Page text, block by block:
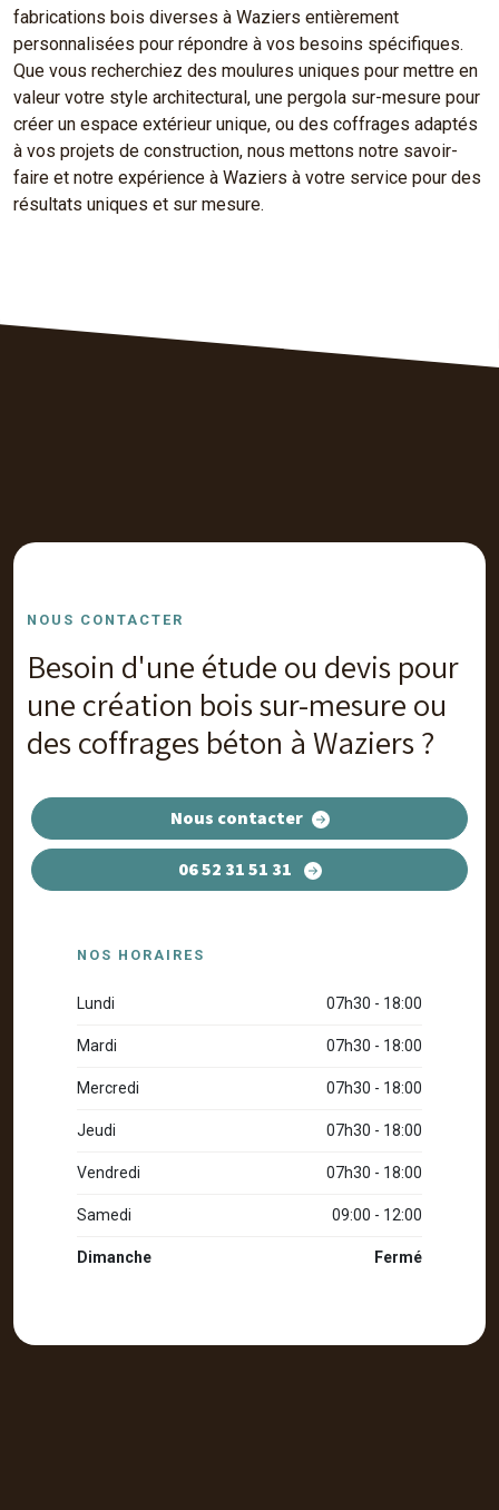
fabrications bois diverses à Waziers entièrement
personnalisées pour répondre à vos besoins spécifiques.
Que vous recherchiez des moulures uniques pour mettre en
valeur votre style architectural, une pergola sur-mesure pour
créer un espace extérieur unique, ou des coffrages adaptés
à vos projets de construction, nous mettons notre savoir-
faire et notre expérience à Waziers à votre service pour des
résultats uniques et sur mesure.
NOUS CONTACTER
Besoin d'une étude ou devis pour
une création bois sur-mesure ou
des coffrages béton à Waziers ?
Nous contacter
06 52 31 51 31
NOS HORAIRES
Lundi 07h30 - 18:00
Mardi 07h30 - 18:00
Mercredi 07h30 - 18:00
Jeudi 07h30 - 18:00
Vendredi 07h30 - 18:00
Samedi 09:00 - 12:00
Dimanche Fermé